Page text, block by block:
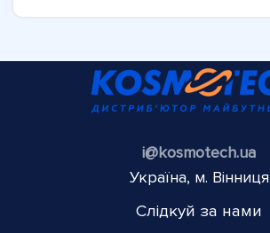
i@kosmotech.ua
Україна, м. Вінниця
Слідкуй за нами